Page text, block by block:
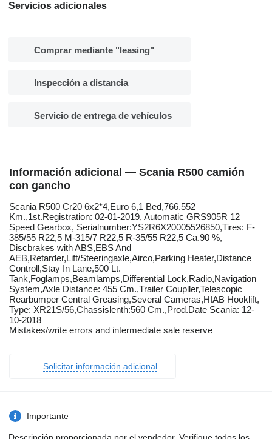
Servicios adicionales
Comprar mediante "leasing"
Inspección a distancia
Servicio de entrega de vehículos
Información adicional — Scania R500 camión
con gancho
Scania R500 Cr20 6x2*4,Euro 6,1 Bed,766.552
Km.,1st.Registration: 02-01-2019, Automatic GRS905R 12
Speed Gearbox, Serialnumber:YS2R6X20005526850,Tires: F-
385/55 R22,5 M-315/7 R22,5 R-35/55 R22,5 Ca.90 %,
Discbrakes with ABS,EBS And
AEB,Retarder,Lift/Steeringaxle,Airco,Parking Heater,Distance
Controll,Stay In Lane,500 Lt.
Tank,Foglamps,Beamlamps,Differential Lock,Radio,Navigation
System,Axle Distance: 455 Cm.,Trailer Coupller,Telescopic
Rearbumper Central Greasing,Several Cameras,HIAB Hooklift,
Type: XR21S/56,Chassislenth:560 Cm.,Prod.Date Scania: 12-
10-2018
Mistakes/write errors and intermediate sale reserve
Solicitar información adicional
Importante